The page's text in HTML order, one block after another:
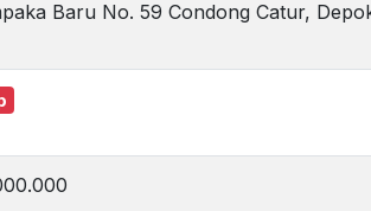
Baru No. 59 Condong Catur,